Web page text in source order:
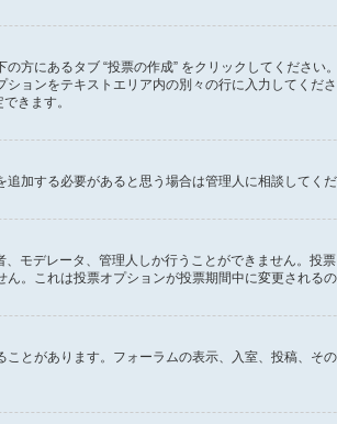
方にあるタブ “投票の作成” をクリックしてくださ
ョンをテキストエリア内の別々の行に入力してくだ
きます。
加する必要があると思う場合は管理人に相談してくだ
モデレータ、管理人しか行うことができません。
。これは投票オプションが投票期間中に変更されるの
とがあります。フォーラムの表示、入室、投稿、